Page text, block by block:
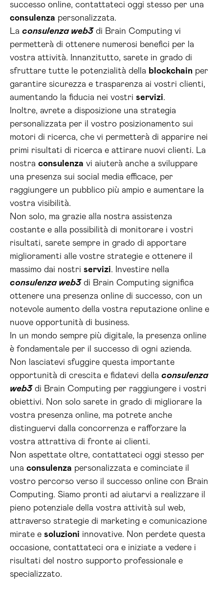
successo online, contattateci oggi stesso per una
consulenza personalizzata.
La consulenza web3di Brain Computing vi
permetterà di ottenere numerosi benefici per la
vostra attività. Innanzitutto, sarete in grado di
sfruttare tutte le potenzialità della blockchain per
garantire sicurezza e trasparenza ai vostri clienti,
aumentando la fiducia nei vostri servizi.
Inoltre, avrete a disposizione una strategia
personalizzata per il vostro posizionamento sui
motori di ricerca, che vi permetterà di apparire nei
primi risultati di ricerca e attirare nuovi clienti. La
nostra consulenza vi aiuterà anche a sviluppare
una presenza sui social media efficace, per
raggiungere un pubblico più ampio e aumentare la
vostra visibilità.
Non solo, ma grazie alla nostra assistenza
costante e alla possibilità di monitorare i vostri
risultati, sarete sempre in grado di apportare
miglioramenti alle vostre strategie e ottenere il
massimo dai nostri servizi. Investire nella
consulenza web3di Brain Computing significa
ottenere una presenza online di successo, con un
notevole aumento della vostra reputazione online e
nuove opportunità di business.
In un mondo sempre più digitale, la presenza online
è fondamentale per il successo di ogni azienda.
Non lasciatevi sfuggire questa importante
opportunità di crescita e fidatevi della consulenza
web3di Brain Computing per raggiungere i vostri
obiettivi. Non solo sarete in grado di migliorare la
vostra presenza online, ma potrete anche
distinguervi dalla concorrenza e rafforzare la
vostra attrattiva di fronte ai clienti.
Non aspettate oltre, contattateci oggi stesso per
una consulenza personalizzata e cominciate il
vostro percorso verso il successo online con Brain
Computing. Siamo pronti ad aiutarvi a realizzare il
pieno potenziale della vostra attività sul web,
attraverso strategie di marketing e comunicazione
mirate e soluzioni innovative. Non perdete questa
occasione, contattateci ora e iniziate a vedere i
risultati del nostro supporto professionale e
specializzato.